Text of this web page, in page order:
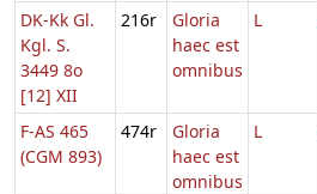
DK-Kk Gl.
Kgl. S.
3449 8o
[12] XII
216r
Gloria
haec est
omnibus
L
F-AS 465
(CGM 893)
474r
Gloria
haec est
omnibus
L